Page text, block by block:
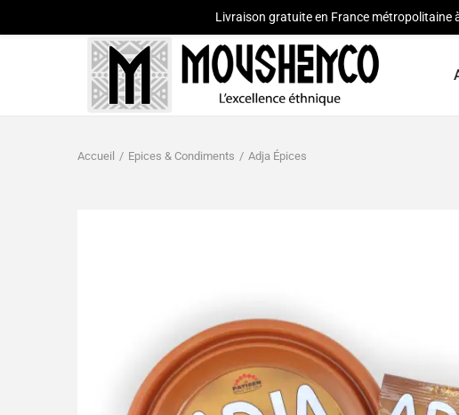
Accueil / Epices & Condiments / Adja Épices
Livraison gratuite en France métropolitaine